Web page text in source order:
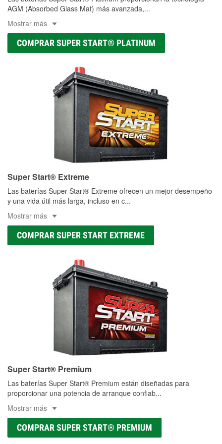
AGM (Absorbed Glass Mat) más avanzada,...
Mostrar más
COMPRAR SUPER START® PLATINUM
Super Start® Extreme
Las baterías Super Start® Extreme ofrecen un mejor desempeño
y una vida útil más larga, incluso en c...
Mostrar más
COMPRAR SUPER START EXTREME
Super Start® Premium
Las baterías Super Start® Premium están diseñadas para
proporcionar una potencia de arranque confiab...
Mostrar más
COMPRAR SUPER START® PREMIUM